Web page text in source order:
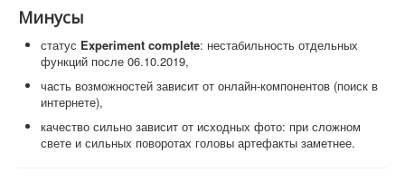
Минусы
статус Experiment complete: нестабильность отдельных
функций после 06.10.2019,
часть возможностей зависит от онлайн-компонентов (поиск в
интернете),
качество сильно зависит от исходных фото: при сложном
свете и сильных поворотах головы артефакты заметнее.